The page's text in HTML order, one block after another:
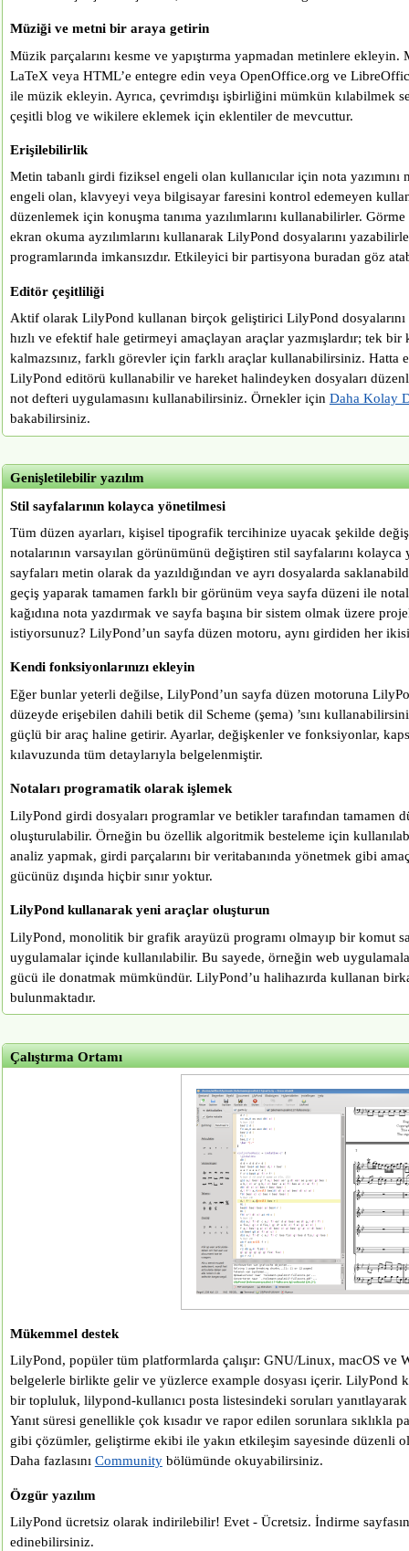
Müziği ve metni bir araya getirin
Müzik parçalarını kesme ve yapıştırma yapmadan metinlere
LaTeX veya HTML’e entegre edin veya OpenOffice.org ve
ile müzik ekleyin. Ayrıca, çevrimdışı işbirliğini mümkün kılabilmek
çeşitli blog ve wikilere eklemek için eklentiler de mevcuttur.
Erişilebilirlik
Metin tabanlı girdi fiziksel engeli olan kullanıcılar için nota yazımını
engeli olan, klavyeyi veya bilgisayar faresini kontrol edemeyen
düzenlemek için konuşma tanıma yazılımlarını kullanabilirler.
ekran okuma ayzılımlarını kullanarak LilyPond dosyalarını
programlarında imkansızdır. Etkileyici bir partisyona buradan göz
Editör çeşitliliği
Aktif olarak LilyPond kullanan birçok geliştirici LilyPond dosyalarını
hızlı ve efektif hale getirmeyi amaçlayan araçlar yazmışlardır; tek bir
kalmazsınız, farklı görevler için farklı araçlar kullanabilirsiniz. Hatta
LilyPond editörü kullanabilir ve hareket halindeyken dosyaları
not defteri uygulamasını kullanabilirsiniz. Örnekler için Daha Kolay
bakabilirsiniz.
Genişletilebilir yazılım
Stil sayfalarının kolayca yönetilmesi
Tüm düzen ayarları, kişisel tipografik tercihinize uyacak şekilde
notalarının varsayılan görünümünü değiştiren stil sayfalarını
sayfaları metin olarak da yazıldığından ve ayrı dosyalarda
geçiş yaparak tamamen farklı bir görünüm veya sayfa düzeni ile
kağıdına nota yazdırmak ve sayfa başına bir sistem olmak üzere
istiyorsunuz? LilyPond’un sayfa düzen motoru, aynı girdiden her
Kendi fonksiyonlarınızı ekleyin
Eğer bunlar yeterli değilse, LilyPond’un sayfa düzen motoruna
düzeyde erişebilen dahili betik dil Scheme (şema) ’sını
güçlü bir araç haline getirir. Ayarlar, değişkenler ve fonksiyonlar,
kılavuzunda tüm detaylarıyla belgelenmiştir.
Notaları programatik olarak işlemek
LilyPond girdi dosyaları programlar ve betikler tarafından tamamen
oluşturulabilir. Örneğin bu özellik algoritmik besteleme için
analiz yapmak, girdi parçalarını bir veritabanında yönetmek gibi
gücünüz dışında hiçbir sınır yoktur.
LilyPond kullanarak yeni araçlar oluşturun
LilyPond, monolitik bir grafik arayüzü programı olmayıp bir komut
uygulamalar içinde kullanılabilir. Bu sayede, örneğin web
gücü ile donatmak mümkündür. LilyPond’u halihazırda kullanan
bulunmaktadır.
Çalıştırma Ortamı
Mükemmel destek
LilyPond, popüler tüm platformlarda çalışır: GNU/Linux, macOS ve
belgelerle birlikte gelir ve yüzlerce example dosyası içerir. LilyPond
bir topluluk, lilypond-kullanıcı posta listesindeki soruları yanıtlayarak
Yanıt süresi genellikle çok kısadır ve rapor edilen sorunlara sıklıkla
gibi çözümler, geliştirme ekibi ile yakın etkileşim sayesinde düzenli
Daha fazlasını Communitybölümünde okuyabilirsiniz.
Özgür yazılım
LilyPond ücretsiz olarak indirilebilir! Evet - Ücretsiz. İndirme
edinebilirsiniz.